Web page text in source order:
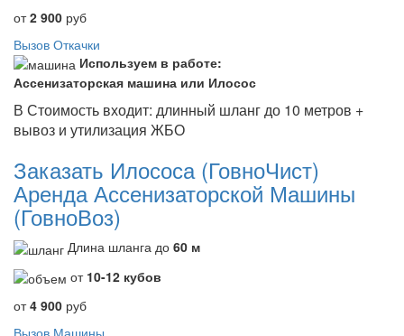
от2 900 руб
Вызов Откачки
Используем в работе:
Ассенизаторская машина или Илосос
В Стоимость входит: длинный шланг до 10 метров +
вывоз и утилизация ЖБО
Заказать Илососа (ГовноЧист)
Аренда Ассенизаторской Машины
(ГовноВоз)
Длина шланга до 60 м
от 10-12 кубов
от4 900 руб
Вызов Машины